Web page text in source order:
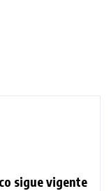
sigue vigente